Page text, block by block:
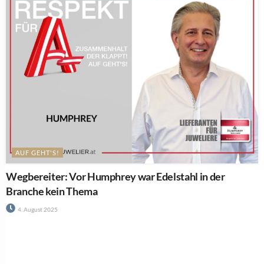
AUF GEHT'S!
Wegbereiter: Vor Humphrey war Edelstahl in der
Branche kein Thema
4. August 2025